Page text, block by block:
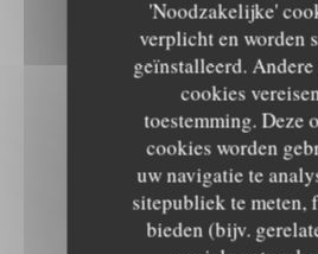
'Noodzakelijke'
verplicht en worden
geïnstalleerd.
cookies
toestemming. Deze
cookies worden
uw navigatie te
sitepubliek te meten,
bieden (bijv.